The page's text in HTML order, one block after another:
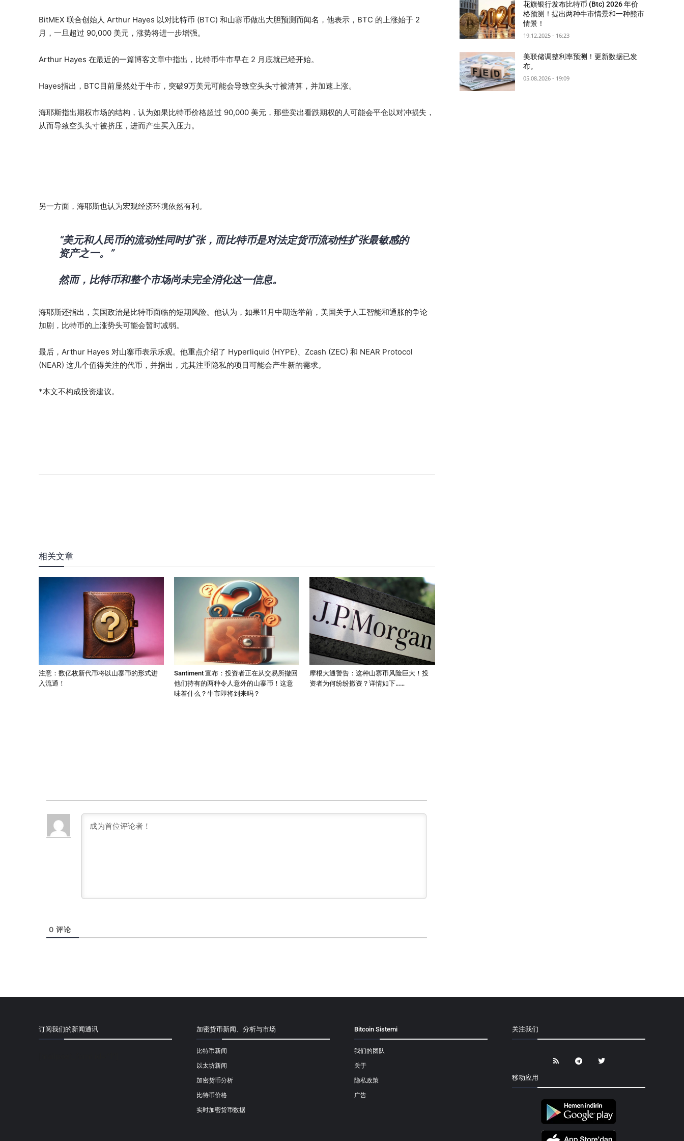
BitMEX 联合创始人 Arthur Hayes 以对比特币 (BTC) 和山寨币做出大胆预测而闻名，他表示，BTC 的上涨始于 2
月，一旦超过 90,000 美元，涨势将进一步增强。
Arthur Hayes 在最近的一篇博客文章中指出，比特币牛市早在 2 月底就已经开始。
Hayes指出，BTC目前显然处于牛市，突破9万美元可能会导致空头头寸被清算，并加速上涨。
海耶斯指出期权市场的结构，认为如果比特币价格超过 90,000 美元，那些卖出看跌期权的人可能会平仓以对冲损失，
从而导致空头头寸被挤压，进而产生买入压力。
另一方面，海耶斯也认为宏观经济环境依然有利。
“美元和人民币的流动性同时扩张，而比特币是对法定货币流动性扩张最敏感的
资产之一。”
然而，比特币和整个市场尚未完全消化这一信息。
海耶斯还指出，美国政治是比特币面临的短期风险。他认为，如果11月中期选举前，美国关于人工智能和通胀的争论
加剧，比特币的上涨势头可能会暂时减弱。
最后，Arthur Hayes 对山寨币表示乐观。他重点介绍了 Hyperliquid (HYPE)、Zcash (ZEC) 和 NEAR Protocol
(NEAR) 这几个值得关注的代币，并指出，尤其注重隐私的项目可能会产生新的需求。
*本文不构成投资建议。
相关文章
注意：数亿枚新代币将以山寨币的形式进
入流通！
Santiment 宣布：投资者正在从交易所撤回
他们持有的两种令人意外的山寨币！这意
味着什么？牛市即将到来吗？
摩根大通警告：这种山寨币风险巨大！投
资者为何纷纷撤资？详情如下……
0 评论
花旗银行发布比特币 (Btc) 2026 年价
格预测！提出两种牛市情景和一种熊市
情景！
19.12.2025 - 16:23
美联储调整利率预测！更新数据已发
布。
05.08.2026 - 19:09
订阅我们的新闻通讯 加密货币新闻、分析与市场
比特币新闻
以太坊新闻
加密货币分析
比特币价格
实时加密货币数据
Bitcoin Sistemi
我们的团队
关于
隐私政策
广告
关注我们
移动应用